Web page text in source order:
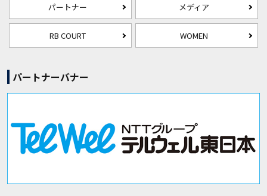
パートナー メディア
RB COURT WOMEN
パートナーバナー